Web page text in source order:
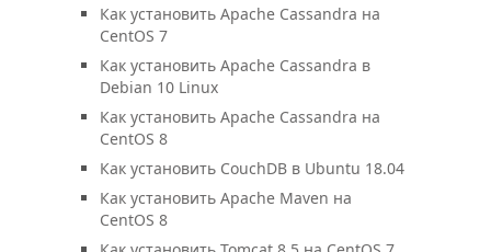
Как установить Apache Cassandra на
CentOS 7
Как установить Apache Cassandra в
Debian 10 Linux
Как установить Apache Cassandra на
CentOS 8
Как установить CouchDB в Ubuntu 18.04
Как установить Apache Maven на
CentOS 8